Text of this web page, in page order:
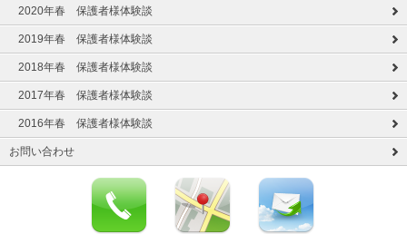
2020年春 保護者様体験談
2019年春 保護者様体験談
2018年春 保護者様体験談
2017年春 保護者様体験談
2016年春 保護者様体験談
お問い合わせ